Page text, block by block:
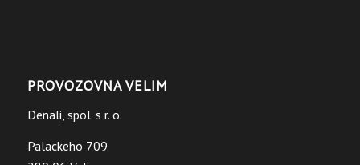
PROVOZOVNA VELIM
Denali, spol. s r. o.
Palackeho 709